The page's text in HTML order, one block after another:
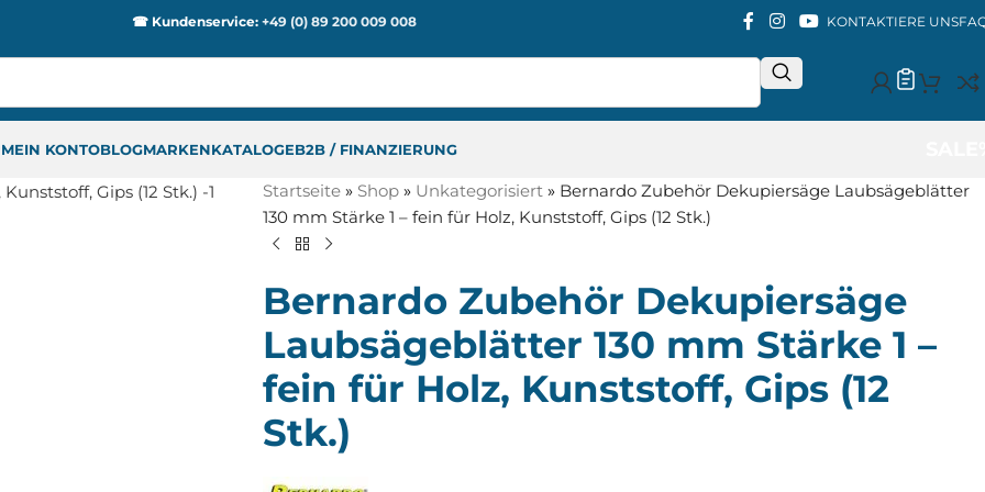
☎ Kundenservice: +49 (0) 89 200 009 008 KONTAKTIERE UNS
MEIN KONTOBLOGMARKENKATALOGEB2B / FINANZIERUNG
Startseite » Shop » Unkategorisiert » Bernardo Zubehör Dekupiersäge Laubsägeblätter
130 mm Stärke 1 – fein für Holz, Kunststoff, Gips (12 Stk.)
Bernardo Zubehör Dekupiersäge
Laubsägeblätter 130 mm Stärke 1 –
fein für Holz, Kunststoff, Gips (12
Stk.)